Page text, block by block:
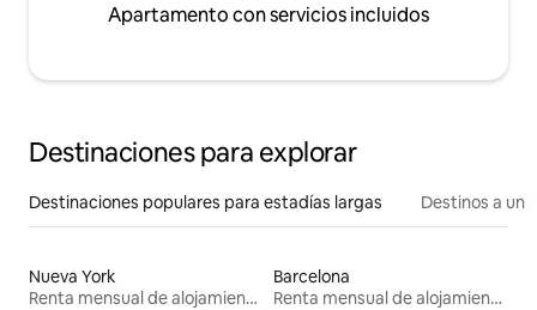
Apartamento con servicios incluidos
Destinaciones para explorar
Destinaciones populares para estadías largas Destinos a un
Nueva York
Renta mensual de alojamientos
Barcelona
Renta mensual de alojamientos